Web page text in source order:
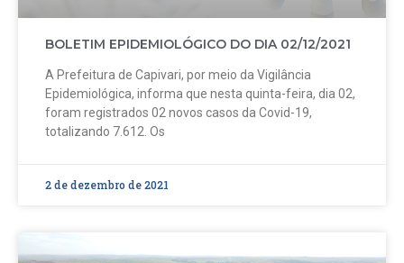
BOLETIM EPIDEMIOLÓGICO DO DIA 02/12/2021
A Prefeitura de Capivari, por meio da Vigilância
Epidemiológica, informa que nesta quinta-feira, dia 02,
foram registrados 02 novos casos da Covid-19,
totalizando 7.612. Os
2 de dezembro de 2021